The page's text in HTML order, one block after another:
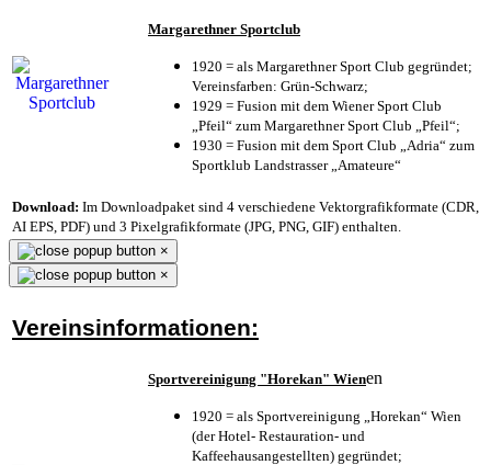
Margarethner Sportclub
1920 = als Margarethner Sport Club gegründet;
Vereinsfarben: Grün-Schwarz;
1929 = Fusion mit dem Wiener Sport Club
„Pfeil“ zum Margarethner Sport Club „Pfeil“;
1930 = Fusion mit dem Sport Club „Adria“ zum
Sportklub Landstrasser „Amateure“
Download: Im Downloadpaket sind 4 verschiedene Vektorgrafikformate (CDR,
AI EPS, PDF) und 3 Pixelgrafikformate (JPG, PNG, GIF) enthalten.
×
×
Vereinsinformationen:
Sportvereinigung "Horekan" Wienen
1920 = als Sportvereinigung „Horekan“ Wien
(der Hotel- Restauration- und
Kaffeehausangestellten) gegründet;